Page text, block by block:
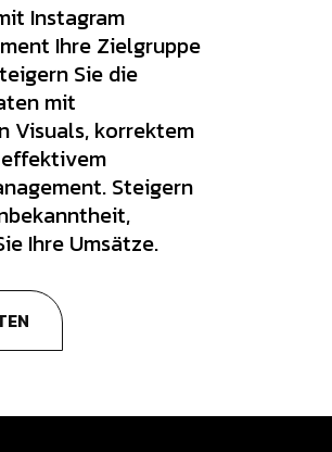
Instagram
Ihre Zielgruppe
Sie die
mit
Visuals, korrektem
Steigern
Ihre Umsätze.